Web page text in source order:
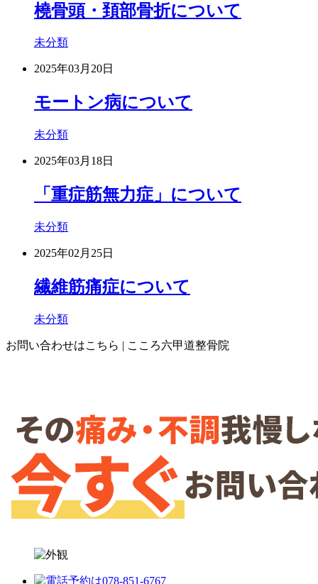
橈骨頭・頚部骨折について
未分類
2025年03月20日
モートン病について
未分類
2025年03月18日
「重症筋無力症」について
未分類
2025年02月25日
繊維筋痛症について
未分類
お問い合わせはこちら | こころ六甲道整骨院